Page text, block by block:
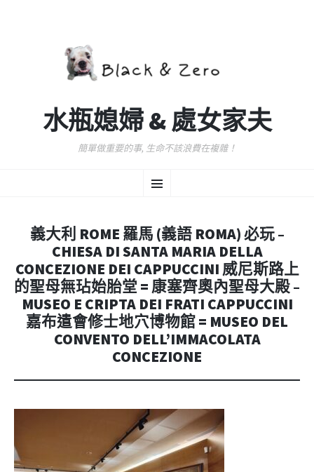
水瓶媳婦 & 處女家夫
簡單做重要的事, 生命不該浪費在複雜！
選
至
容
義大利 ROME 羅馬 (義語 ROMA) 必玩 –
CHIESA DI SANTA MARIA DELLA
CONCEZIONE DEI CAPPUCCINI 威尼斯路上
的聖母無玷始胎堂 = 康塞齊奧內聖母大殿 –
MUSEO E CRIPTA DEI FRATI CAPPUCCINI
嘉布遣會修士地穴博物館 = MUSEO DEL
CONVENTO DELL’IMMACOLATA
CONCEZIONE